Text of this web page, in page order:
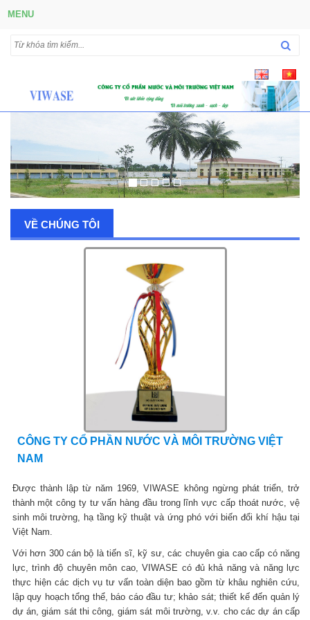
MENU
VỀ CHÚNG TÔI
CÔNG TY CỔ PHẦN NƯỚC VÀ MÔI TRƯỜNG VIỆT
NAM
Được thành lập từ năm 1969, VIWASE không ngừng phát triển, trở
thành một công ty tư vấn hàng đầu trong lĩnh vực cấp thoát nước, vệ
sinh môi trường, hạ tầng kỹ thuật và ứng phó với biến đổi khí hậu tại
Việt Nam.
Với hơn 300 cán bộ là tiến sĩ, kỹ sư, các chuyên gia cao cấp có năng
lực, trình độ chuyên môn cao, VIWASE có đủ khả năng và năng lực
thực hiện các dịch vụ tư vấn toàn diện bao gồm từ khâu nghiên cứu,
lập quy hoạch tổng thể, báo cáo đầu tư; khảo sát; thiết kế đến quản lý
dự án, giám sát thi công, giám sát môi trường, v.v. cho các dự án cấp